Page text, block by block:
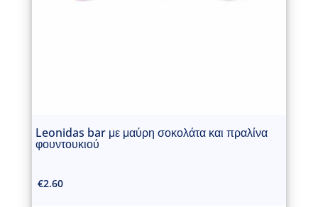
Leonidas bar με μαύρη σοκολάτα και πραλίνα
φουντουκιού
€2.60